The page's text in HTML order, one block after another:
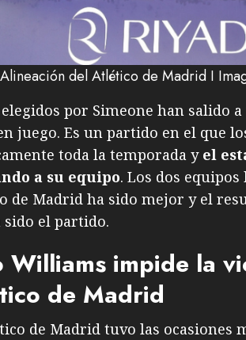
Alineación del Atlético de Madrid I
elegidos por Simeone han salido
juego. Es un partido en el que
toda la temporada yel
a su equipo. Los dos
de Madrid ha sido mejor y el
sido el partido.
Williams impide la
de Madrid
de Madrid tuvo las ocasiones